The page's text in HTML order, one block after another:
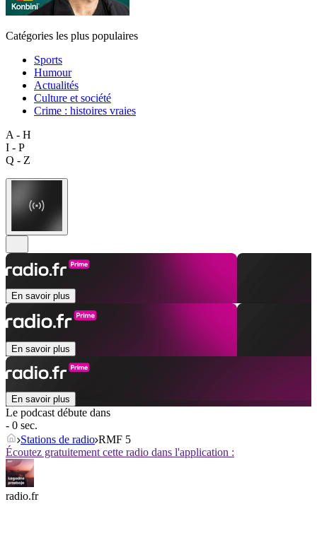
Catégories les plus populaires
Sports
Humour
Actualités
Culture et société
Crime : histoires vraies
A - H
I - P
Q - Z
En savoir plus
En savoir plus
En savoir plus
Le podcast débute dans
- 0 sec.
Stations de radio RMF 5
Écoutez gratuitement cette radio dans l'application :
radio.fr